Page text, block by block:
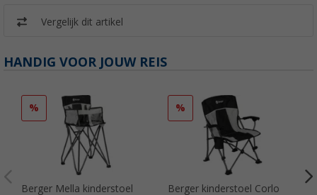
Vergelijk dit artikel
HANDIG VOOR JOUW REIS
%
Berger Mella kinderstoel
%
Berger kinderstoel Corlo